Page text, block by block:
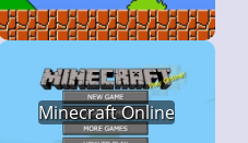
Minecraft Online